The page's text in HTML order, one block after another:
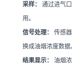
采样：
通过进气
用。
信号处理：
传感
换成油烟浓度数据
结果显示：
油烟